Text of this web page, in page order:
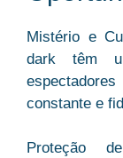
Mistério e
dark têm
constante e
Proteção